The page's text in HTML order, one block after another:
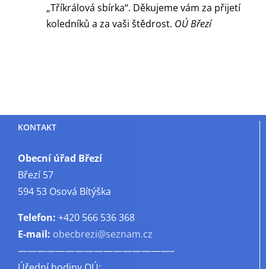
„Tříkrálová sbírka“. Děkujeme vám za přijetí
koledníků a za vaši štědrost. OÚ Březí
KONTAKT
Obecní úřad Březí
Březí 57
594 53 Osová Bítýška
Telefon: +420 566 536 368
E-mail: obecbrezi@seznam.cz
————————————————–